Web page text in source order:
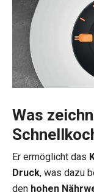
Was
Er ermöglicht das
Druck, was dazu
den hohen